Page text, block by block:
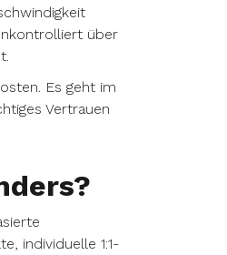
über
Es geht im
Vertrauen
individuelle 1:1-